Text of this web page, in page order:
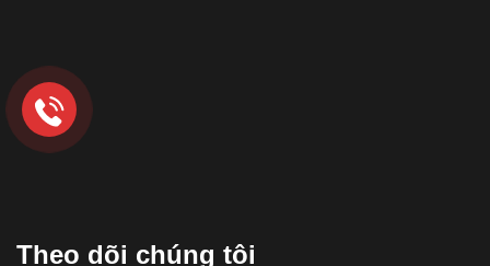
Theo dõi chúng tôi